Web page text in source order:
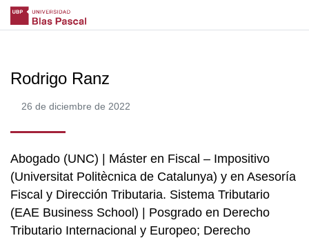
Rodrigo Ranz
26 de diciembre de 2022
Abogado (UNC) | Máster en Fiscal – Impositivo
(Universitat Politècnica de Catalunya) y en Asesoría
Fiscal y Dirección Tributaria. Sistema Tributario
(EAE Business School) | Posgrado en Derecho
Tributario Internacional y Europeo; Derecho